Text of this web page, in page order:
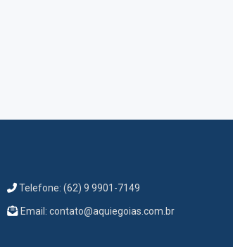
Telefone: (62) 9 9901-7149
Email: contato@aquiegoias.com.br